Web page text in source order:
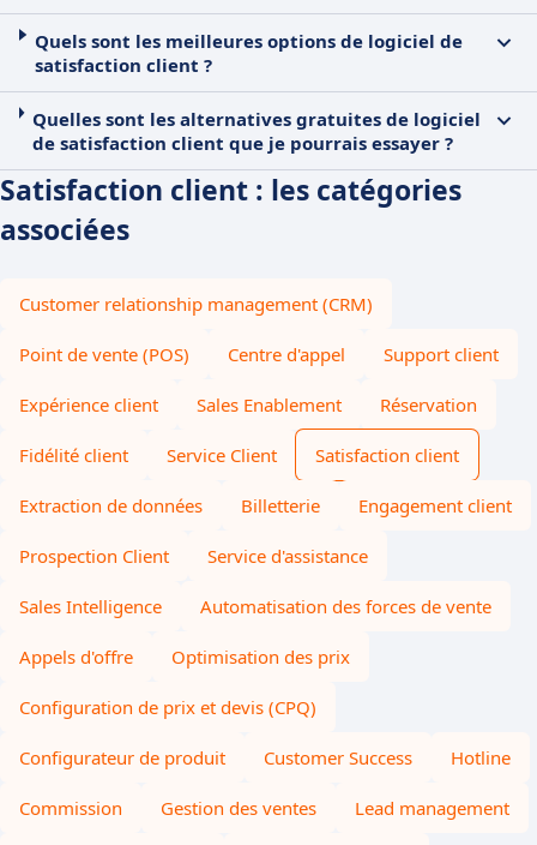
Quels sont les meilleures options de logiciel de
satisfaction client ?
Quelles sont les alternatives gratuites de logiciel
de satisfaction client que je pourrais essayer ?
Satisfaction client : les catégories
associées
Customer relationship management (CRM)
Point de vente (POS) Centre d'appel Support client
Expérience client Sales Enablement Réservation
Fidélité client Service Client Satisfaction client
Extraction de données Billetterie Engagement client
Prospection Client Service d'assistance
Sales Intelligence Automatisation des forces de vente
Appels d'offre Optimisation des prix
Configuration de prix et devis (CPQ)
Configurateur de produit Customer Success Hotline
Commission Gestion des ventes Lead management